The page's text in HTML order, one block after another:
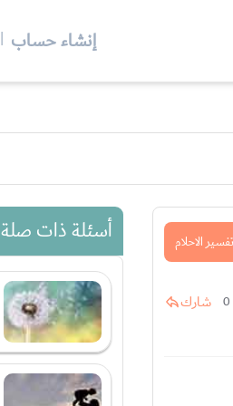
إنشاء حساب |
تفسير الاحلام
0 شارك
أسئلة ذات صلة